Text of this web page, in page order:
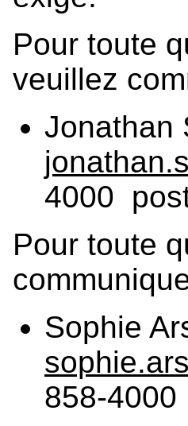
Pour toute
veuillez
Jonathan
4000
Pour toute
Sophie
858-